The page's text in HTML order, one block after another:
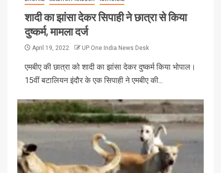
शादी का झांसा देकर सिपाही ने छात्रा से किया
दुष्कर्म, मामला दर्ज
April 19, 2022 UP One India News Desk
एमबीए की छात्रा को शादी का झांसा देकर दुष्कर्म किया भोपाल।
15वीं बटालियन इंदौर के एक सिपाही ने एमबीए की...